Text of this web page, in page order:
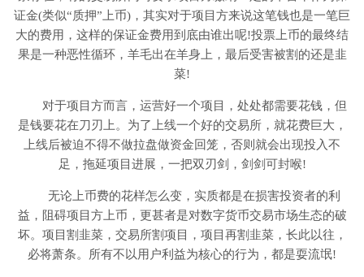
证金(类似“质押”上币)，其实对于项目方来说这笔钱也是一笔巨
大的费用，这样的保证金费用到底由谁出呢!投票上币的最终结
果是一种恶性循环，羊毛出在羊身上，最后受害被割的还是韭
菜!
对于项目方而言，运营好一个项目，处处都需要花钱，但
是钱要花在刀刃上。为了上线一个好的交易所，就花费巨大，
上线后被迫不得不做拉盘做资金回笼，否则就会出现投入不
足，拖延项目进展，一把双刃剑，剑剑可封喉!
无论上币费的花样怎么变，实质都是在损害投资者的利
益，阻碍项目方上币，更甚者是对数字货币交易市场生态的破
坏。项目割韭菜，交易所割项目，项目再割韭菜，长此以往，
必将萧条。所有不以用户利益为核心的行为，都是耍流氓!